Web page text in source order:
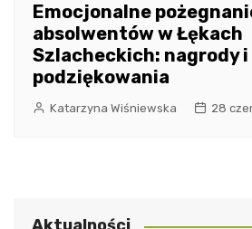
Emocjonalne
absolwentów w Łękach
Szlacheckich: nagrody
podziękowania
Katarzyna Wiśniewska 28